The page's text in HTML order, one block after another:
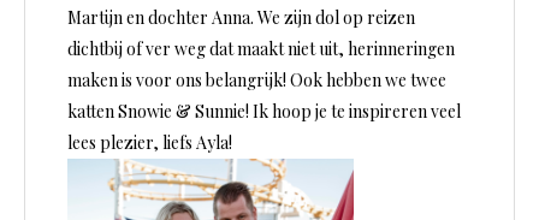
Martijn en dochter Anna. We zijn dol op reizen
dichtbij of ver weg dat maakt niet uit, herinneringen
maken is voor ons belangrijk! Ook hebben we twee
katten Snowie & Sunnie! Ik hoop je te inspireren veel
lees plezier, liefs Ayla!